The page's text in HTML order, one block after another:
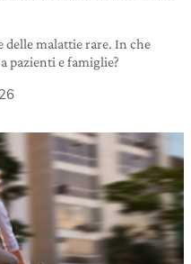
delle malattie rare. In che
pazienti e famiglie?